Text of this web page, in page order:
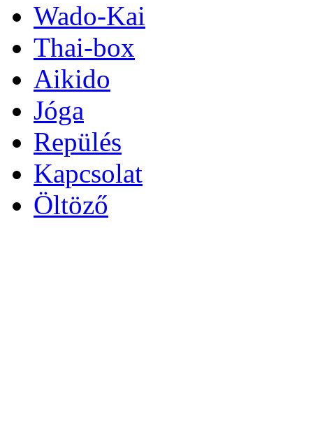
Wado-Kai
Thai-box
Aikido
Jóga
Repülés
Kapcsolat
Öltöző